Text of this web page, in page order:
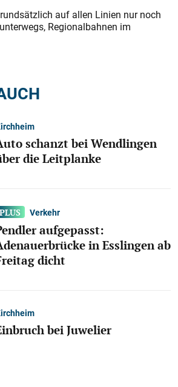
auf allen Linien nur noch
Regionalbahnen im
schanzt bei Wendlingen
die Leitplanke
Verkehr
aufgepasst:
in Esslingen ab
dicht
bei Juwelier